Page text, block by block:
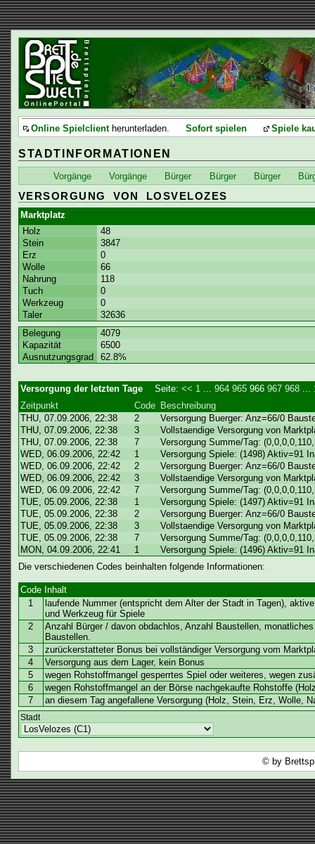
Online Spielclientherunterladen. Sofort spielen Spiele
STADTINFORMATIONEN
Vorgänge Vorgänge Bürger Bürger Bürger
VERSORGUNG VON LOSVELOZES
Marktplatz
Holz
48
Stein
3847
Erz
0
Wolle
66
Nahrung
118
Tuch
0
Werkzeug
0
Taler
32636
Belegung
4079
Kapazität
6500
Ausnutzungsgrad
62.8%
Versorgung der letzten Tage Seite:<< 1 ...964 965 966967 968
Zeitpunkt
Code Beschreibung
THU, 07.09.2006, 22:38
2
Versorgung Buerger: Anz=66/0
THU, 07.09.2006, 22:38
3
Vollstaendige Versorgung von
THU, 07.09.2006, 22:38
7
Versorgung Summe/Tag:
WED, 06.09.2006, 22:42
1
Versorgung Spiele: (1498) Aktiv=91
WED, 06.09.2006, 22:42
2
Versorgung Buerger: Anz=66/0
WED, 06.09.2006, 22:42
3
Vollstaendige Versorgung von
WED, 06.09.2006, 22:42
7
Versorgung Summe/Tag:
TUE, 05.09.2006, 22:38
1
Versorgung Spiele: (1497) Aktiv=91
TUE, 05.09.2006, 22:38
2
Versorgung Buerger: Anz=66/0
TUE, 05.09.2006, 22:38
3
Vollstaendige Versorgung von
TUE, 05.09.2006, 22:38
7
Versorgung Summe/Tag:
MON, 04.09.2006, 22:41
1
Versorgung Spiele: (1496) Aktiv=91
Die verschiedenen Codes beinhalten folgende Informationen:
Code Inhalt
1
laufende Nummer (entspricht dem Alter der Stadt in Tagen),
und Werkzeug für Spiele
2
Anzahl Bürger / davon obdachlos, Anzahl Baustellen,
Baustellen.
3
zurückerstatteter Bonus bei vollständiger Versorgung vom
4
Versorgung aus dem Lager, kein Bonus
5
wegen Rohstoffmangel gesperrtes Spiel oder weiteres, wegen
6
wegen Rohstoffmangel an der Börse nachgekaufte Rohstoffe
7
an diesem Tag angefallene Versorgung (Holz, Stein, Erz, Wolle,
Stadt
© by